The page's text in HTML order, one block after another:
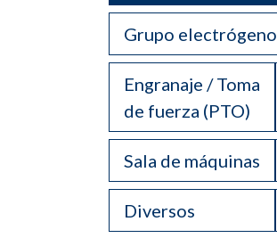
Grupo electrógeno
Engranaje / Toma
de fuerza (PTO)
Sala de máquinas
Diversos